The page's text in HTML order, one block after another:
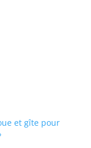
et gîte pour